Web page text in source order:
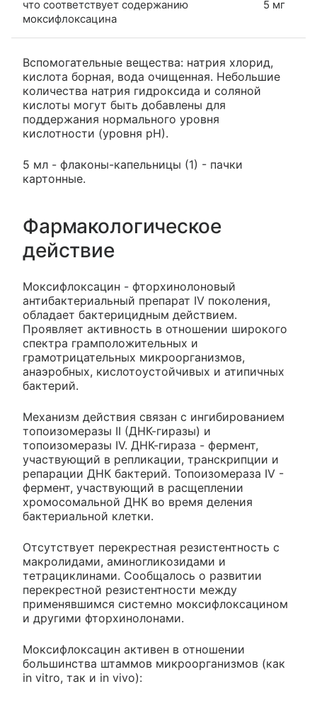
что соответствует содержанию
моксифлоксацина
5 мг
Вспомогательные вещества: натрия хлорид,
кислота борная, вода очищенная. Небольшие
количества натрия гидроксида и соляной
кислоты могут быть добавлены для
поддержания нормального уровня
кислотности (уровня рН).
5 мл - флаконы-капельницы (1) - пачки
картонные.
Фармакологическое
действие
Моксифлоксацин - фторхинолоновый
антибактериальный препарат IV поколения,
обладает бактерицидным действием.
Проявляет активность в отношении широкого
спектра грамположительных и
грамотрицательных микроорганизмов,
анаэробных, кислотоустойчивых и атипичных
бактерий.
Механизм действия связан с ингибированием
топоизомеразы II (ДНК-гиразы) и
топоизомеразы IV. ДНК-гираза - фермент,
участвующий в репликации, транскрипции и
репарации ДНК бактерий. Топоизомераза IV -
фермент, участвующий в расщеплении
хромосомальной ДНК во время деления
бактериальной клетки.
Отсутствует перекрестная резистентность с
макролидами, аминогликозидами и
тетрациклинами. Сообщалось о развитии
перекрестной резистентности между
применявшимся системно моксифлоксацином
и другими фторхинолонами.
Моксифлоксацин активен в отношении
большинства штаммов микроорганизмов (как
in vitro, так и in vivo):